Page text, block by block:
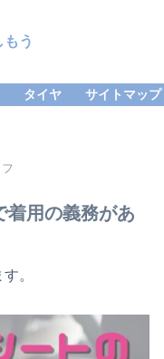
う
タイヤ サイトマップ
着用の義務があ
。